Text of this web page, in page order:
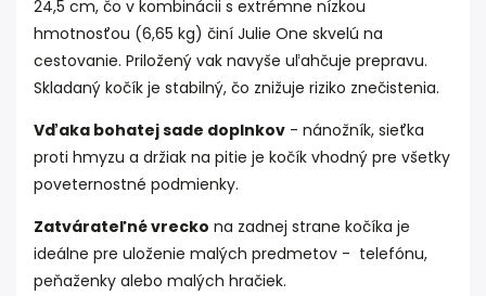
24,5 cm, čo v kombinácii s extrémne nízkou
hmotnosťou (6,65 kg) činí Julie One skvelú na
cestovanie. Priložený vak navyše uľahčuje prepravu.
Skladaný kočík je stabilný, čo znižuje riziko znečistenia.
Vďaka bohatej sade doplnkov - nánožník, sieťka
proti hmyzu a držiak na pitie je kočík vhodný pre všetky
poveternostné podmienky.
Zatvárateľné vrecko na zadnej strane kočíka je
ideálne pre uloženie malých predmetov - telefónu,
peňaženky alebo malých hračiek.